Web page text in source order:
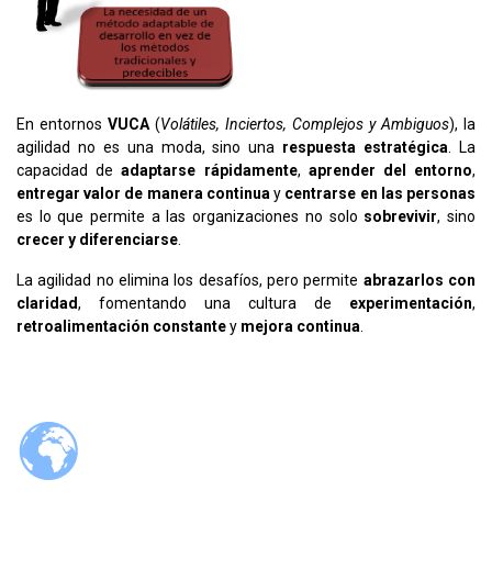
En entornos VUCA (Volátiles, Inciertos, Complejos y Ambiguos), la
agilidad no es una moda, sino una respuesta estratégica . La
capacidad deadaptarse rápidamente, aprender del entorno,
entregar valor de manera continua y centrarse en las personas
es lo que permite a las organizaciones no solo sobrevivir, sino
crecer y diferenciarse
La agilidad no elimina los desafíos, pero permite abrazarlos con
claridad, fomentando una cultura de experimentación,
retroalimentación constantey mejora continua